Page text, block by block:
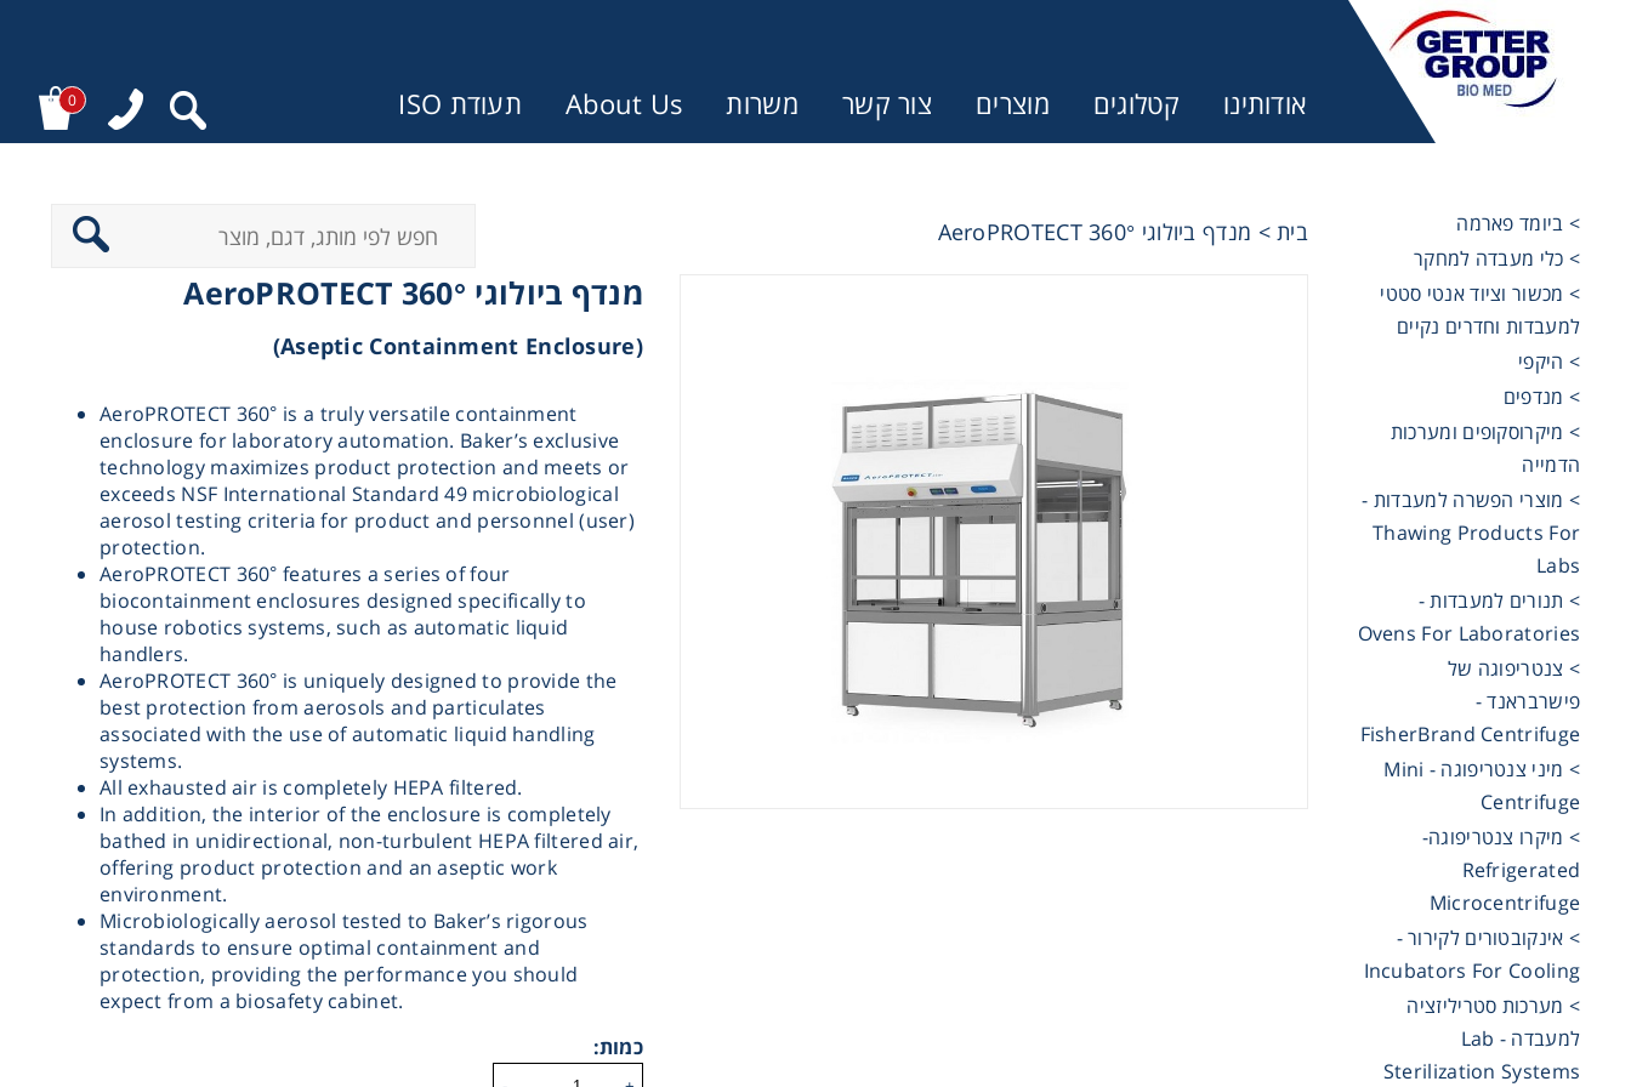
אודותינו קטלוגים מוצרים צור קשר משרות About Us תעודת ISO 0
> ביומד פארמה
> כלי מעבדה למחקר
> מכשור וציוד אנטי סטטי
למעבדות וחדרים נקיים
> היקפי
> מנדפים
> מיקרוסקופים ומערכות
הדמייה
> מוצרי הפשרה למעבדות -
Thawing Products For
Labs
> תנורים למעבדות -
Ovens For Laboratories
> צנטריפוגה של
פישרבראנד -
FisherBrand Centrifuge
> מיני צנטריפוגה - Mini
Centrifuge
> מיקרו צנטריפוגה-
Refrigerated
Microcentrifuge
> אינקובטורים לקירור -
Incubators For Cooling
> מערכות סטריליזציה
למעבדה - Lab
Sterilization Systems
בית> מנדף ביולוגי AeroPROTECT 360°
מנדף ביולוגי AeroPROTECT 360°
(Aseptic Containment Enclosure)
AeroPROTECT 360° is a truly versatile containment
enclosure for laboratory automation. Baker’s exclusive
technology maximizes product protection and meets or
exceeds NSF International Standard 49 microbiological
aerosol testing criteria for product and personnel (user)
protection.
AeroPROTECT 360° features a series of four
biocontainment enclosures designed specifically to
house robotics systems, such as automatic liquid
handlers.
AeroPROTECT 360° is uniquely designed to provide the
best protection from aerosols and particulates
associated with the use of automatic liquid handling
systems.
All exhausted air is completely HEPA filtered.
In addition, the interior of the enclosure is completely
bathed in unidirectional, non-turbulent HEPA filtered air,
offering product protection and an aseptic work
environment.
Microbiologically aerosol tested to Baker’s rigorous
standards to ensure optimal containment and
protection, providing the performance you should
expect from a biosafety cabinet.
כמות:
Contact form not found.
מעונין לקבל הצעת מחיר או מידע עבור:
Chromatography
Concentration
Cooling
Heating